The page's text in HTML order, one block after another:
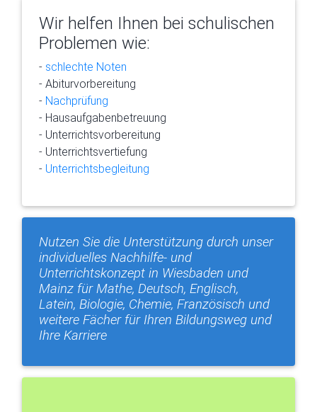
Wir helfen Ihnen bei schulischen
Problemen wie:
- schlechte Noten
- Abiturvorbereitung
- Nachprüfung
- Hausaufgabenbetreuung
- Unterrichtsvorbereitung
- Unterrichtsvertiefung
- Unterrichtsbegleitung
Nutzen Sie die Unterstützung durch unser
individuelles Nachhilfe- und
Unterrichtskonzept in Wiesbaden und
Mainz für Mathe, Deutsch, Englisch,
Latein, Biologie, Chemie, Französisch und
weitere Fächer für Ihren Bildungsweg und
Ihre Karriere